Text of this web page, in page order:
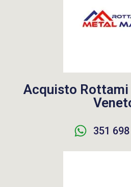
Acquisto Rottami
351